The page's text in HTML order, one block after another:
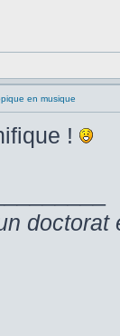
en musique
!
doctorat